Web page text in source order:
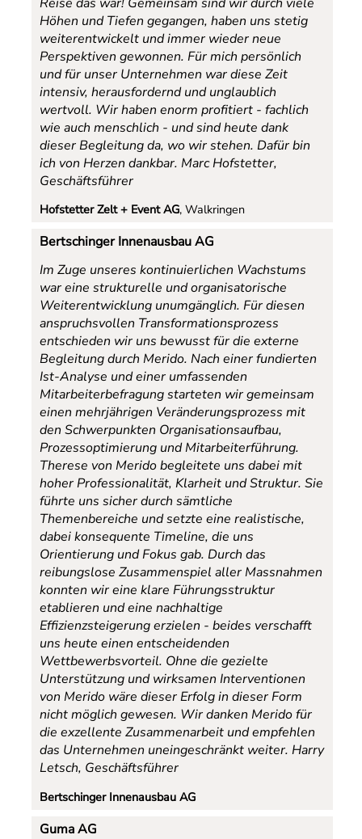
Höhen und Tiefen gegangen, haben uns stetig
weiterentwickelt und immer wieder neue
Perspektiven gewonnen. Für mich persönlich
und für unser Unternehmen war diese Zeit
intensiv, herausfordernd und unglaublich
wertvoll. Wir haben enorm profitiert - fachlich
wie auch menschlich - und sind heute dank
dieser Begleitung da, wo wir stehen. Dafür bin
ich von Herzen dankbar. Marc Hofstetter,
Geschäftsführer
Hofstetter Zelt + Event AG, Walkringen
Bertschinger Innenausbau AG
Im Zuge unseres kontinuierlichen Wachstums
war eine strukturelle und organisatorische
Weiterentwicklung unumgänglich. Für diesen
anspruchsvollen Transformationsprozess
entschieden wir uns bewusst für die externe
Begleitung durch Merido. Nach einer fundierten
Ist-Analyse und einer umfassenden
Mitarbeiterbefragung starteten wir gemeinsam
einen mehrjährigen Veränderungsprozess mit
den Schwerpunkten Organisationsaufbau,
Prozessoptimierung und Mitarbeiterführung.
Therese von Merido begleitete uns dabei mit
hoher Professionalität, Klarheit und Struktur. Sie
führte uns sicher durch sämtliche
Themenbereiche und setzte eine realistische,
dabei konsequente Timeline, die uns
Orientierung und Fokus gab. Durch das
reibungslose Zusammenspiel aller Massnahmen
konnten wir eine klare Führungsstruktur
etablieren und eine nachhaltige
Effizienzsteigerung erzielen - beides verschafft
uns heute einen entscheidenden
Wettbewerbsvorteil. Ohne die gezielte
Unterstützung und wirksamen Interventionen
von Merido wäre dieser Erfolg in dieser Form
nicht möglich gewesen. Wir danken Merido für
die exzellente Zusammenarbeit und empfehlen
das Unternehmen uneingeschränkt weiter.Harry
Letsch, Geschäftsführer
Bertschinger Innenausbau AG
Guma AG